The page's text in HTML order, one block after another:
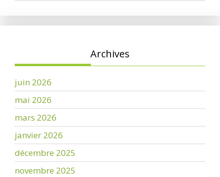
Archives
juin 2026
mai 2026
mars 2026
janvier 2026
décembre 2025
novembre 2025